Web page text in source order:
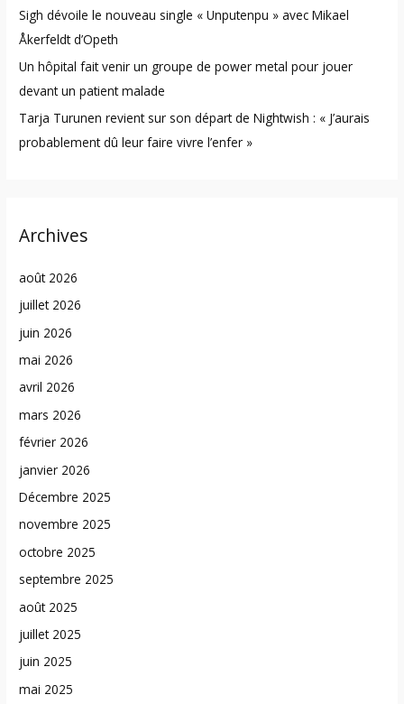
Sigh dévoile le nouveau single « Unputenpu » avec Mikael
Åkerfeldt d’Opeth
Un hôpital fait venir un groupe de power metal pour jouer
devant un patient malade
Tarja Turunen revient sur son départ de Nightwish : « J’aurais
probablement dû leur faire vivre l’enfer »
Archives
août 2026
juillet 2026
juin 2026
mai 2026
avril 2026
mars 2026
février 2026
janvier 2026
Décembre 2025
novembre 2025
octobre 2025
septembre 2025
août 2025
juillet 2025
juin 2025
mai 2025